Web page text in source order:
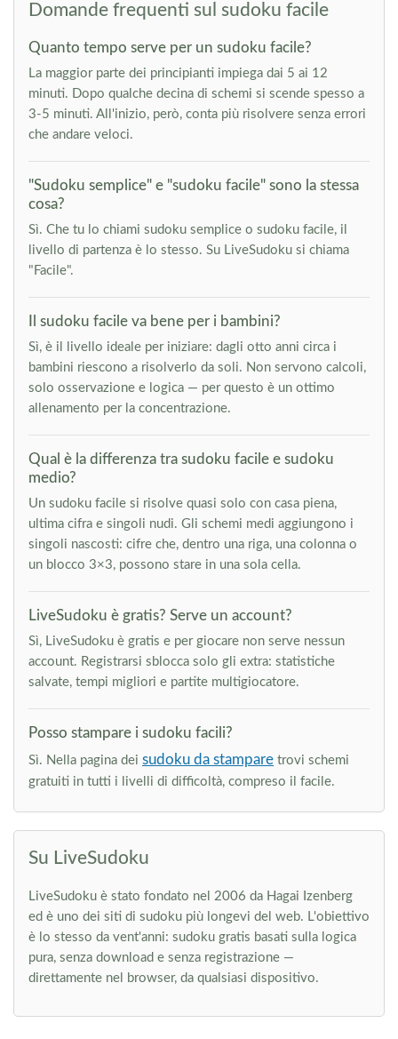
Domande frequenti sul sudoku facile
Quanto tempo serve per un sudoku facile?
La maggior parte dei principianti impiega dai 5 ai 12
minuti. Dopo qualche decina di schemi si scende spesso a
3-5 minuti. All'inizio, però, conta più risolvere senza errori
che andare veloci.
"Sudoku semplice" e "sudoku facile" sono la stessa
cosa?
Sì. Che tu lo chiami sudoku semplice o sudoku facile, il
livello di partenza è lo stesso. Su LiveSudoku si chiama
"Facile".
Il sudoku facile va bene per i bambini?
Sì, è il livello ideale per iniziare: dagli otto anni circa i
bambini riescono a risolverlo da soli. Non servono calcoli,
solo osservazione e logica — per questo è un ottimo
allenamento per la concentrazione.
Qual è la differenza tra sudoku facile e sudoku
medio?
Un sudoku facile si risolve quasi solo con casa piena,
ultima cifra e singoli nudi. Gli schemi medi aggiungono i
singoli nascosti: cifre che, dentro una riga, una colonna o
un blocco 3×3, possono stare in una sola cella.
LiveSudoku è gratis? Serve un account?
Sì, LiveSudoku è gratis e per giocare non serve nessun
account. Registrarsi sblocca solo gli extra: statistiche
salvate, tempi migliori e partite multigiocatore.
Posso stampare i sudoku facili?
Sì. Nella pagina dei sudoku da stampare trovi schemi
gratuiti in tutti i livelli di difficoltà, compreso il facile.
Su LiveSudoku
LiveSudoku è stato fondato nel 2006 da Hagai Izenberg
ed è uno dei siti di sudoku più longevi del web. L'obiettivo
è lo stesso da vent'anni: sudoku gratis basati sulla logica
pura, senza download e senza registrazione —
direttamente nel browser, da qualsiasi dispositivo.